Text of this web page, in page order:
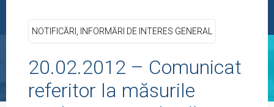
UNIVERSITATEA BABEŞ-BOLYAI, CLUJ-
NOTIFICĂRI, INFORMĂRI DE INTERES GENERAL
20.02.2012 – Comunicat
referitor la măsurile